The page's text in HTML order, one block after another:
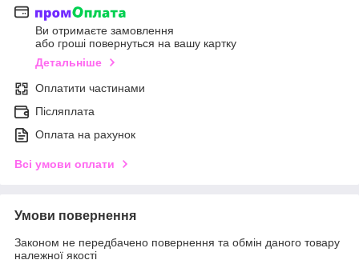
Ви отримаєте замовлення
або гроші повернуться на вашу картку
Детальніше
Оплатити частинами
Післяплата
Оплата на рахунок
Всі умови оплати
Умови повернення
Законом не передбачено повернення та обмін даного товару
належної якості